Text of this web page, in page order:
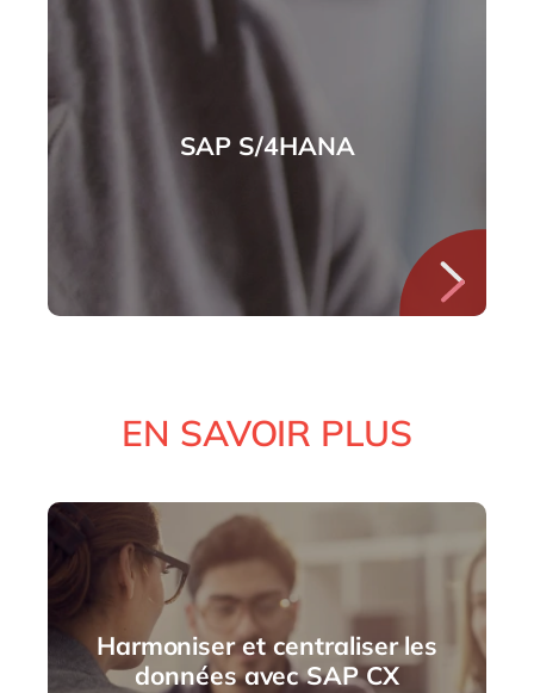
SAP S/4HANA
EN SAVOIR PLUS
Harmoniser et centraliser les
données avec SAP CX